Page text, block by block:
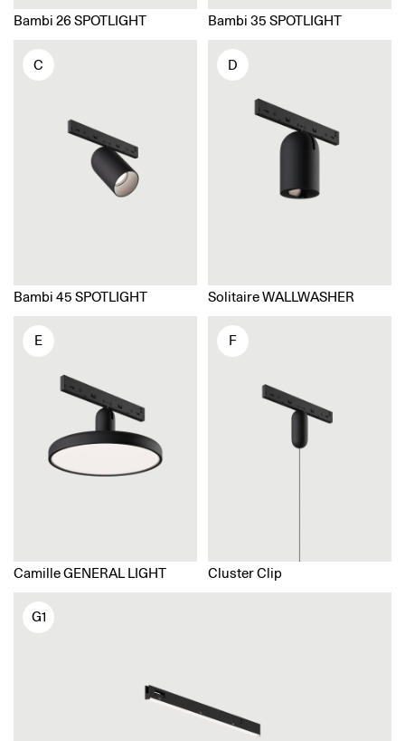
Bambi 26 SPOTLIGHT Bambi 35 SPOTLIGHT
C
Bambi 45 SPOTLIGHT
D
Solitaire WALLWASHER
E
Camille GENERAL LIGHT
F
Cluster Clip
G1